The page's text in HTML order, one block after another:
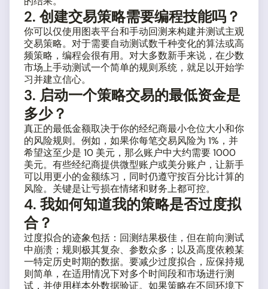
2. 创建交易策略需要编程技能吗？
你可以仅使用图表平台和手动回测来构建并测试主观
交易策略。对于需要自动测试数千种变化的算法或高
频策略，编程会很有用。对大多数新手来说，在少数
市场上手动测试一个简单的规则系统，就足以开始学
习并建立信心。
3. 启动一个策略交易的最低资金是
多少？
真正的最低金额取决于你的经纪商最小仓位大小和你
的风险规则。例如，如果你每笔交易风险为 1%，并
希望这至少是 10 美元，那么账户中大约需要 1000
美元。有些经纪商提供微型账户或美分账户，让新手
可以用更小的金额练习，同时仍遵守按百分比计算的
风险。关键是让亏损在情绪和财务上都可控。
4. 我如何知道我的策略是否过度拟
合？
过度拟合的迹象包括：回测结果极佳，但在前向测试
中崩溃；规则极其复杂、参数众多；以及高度依赖某
一特定历史时期的数据。要减少过度拟合，应保持规
则简单，在适用情况下对多个时间段和市场进行测
试，并使用样本外数据验证。如果策略在不同环境下